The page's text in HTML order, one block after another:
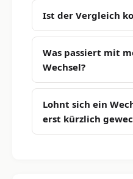
Ist der Vergleich
Was passiert mit
Wechsel?
Lohnt sich ein
erst kürzlich